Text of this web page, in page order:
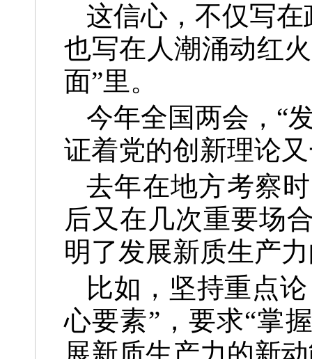
这信心，不仅写
也写在人潮涌动红
面”里。
今年全国两会，“
证着党的创新理论
去年在地方考察
后又在几次重要场
明了发展新质生产
比如，坚持重点
心要素”，要求“掌